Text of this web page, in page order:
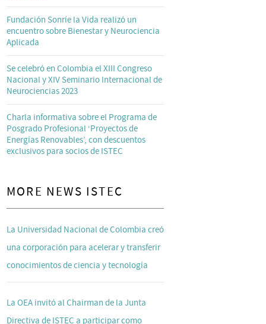
Fundación Sonríe la Vida realizó un
encuentro sobre Bienestar y Neurociencia
Aplicada
Se celebró en Colombia el XIII Congreso
Nacional y XIV Seminario Internacional de
Neurociencias 2023
Charla informativa sobre el Programa de
Posgrado Profesional ‘Proyectos de
Energías Renovables’, con descuentos
exclusivos para socios de ISTEC
MORE NEWS ISTEC
La Universidad Nacional de Colombia creó
una corporación para acelerar y transferir
conocimientos de ciencia y tecnología
La OEA invitó al Chairman de la Junta
Directiva de ISTEC a participar como